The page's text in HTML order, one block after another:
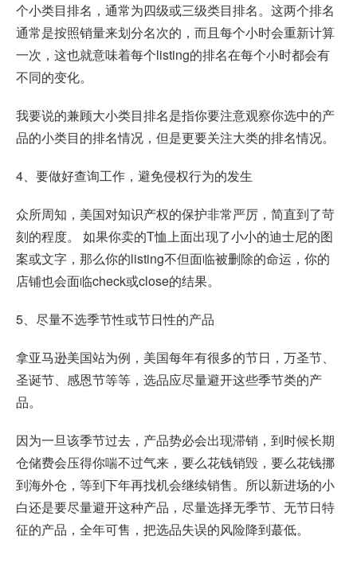
个小类目排名，通常为四级或三级类目排名。这两个排名
通常是按照销量来划分名次的，而且每个小时会重新计算
一次，这也就意味着每个listing的排名在每个小时都会有
不同的变化。
我要说的兼顾大小类目排名是指你要注意观察你选中的产
品的小类目的排名情况，但是更要关注大类的排名情况。
4、要做好查询工作，避免侵权行为的发生
众所周知，美国对知识产权的保护非常严厉，简直到了苛
刻的程度。 如果你卖的T恤上面出现了小小的迪士尼的图
案或文字，那么你的listing不但面临被删除的命运，你的
店铺也会面临check或close的结果。
5、尽量不选季节性或节日性的产品
拿亚马逊美国站为例，美国每年有很多的节日，万圣节、
圣诞节、感恩节等等，选品应尽量避开这些季节类的产
品。
因为一旦该季节过去，产品势必会出现滞销，到时候长期
仓储费会压得你喘不过气来，要么花钱销毁，要么花钱挪
到海外仓，等到下年再找机会继续销售。所以新进场的小
白还是要尽量避开这种产品，尽量选择无季节、无节日特
征的产品，全年可售，把选品失误的风险降到蕞低。